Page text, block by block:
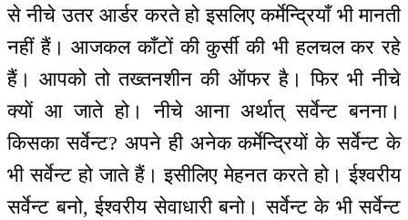
से नीचे उतर आर्डर करते हो इसलिए कर्मेन्द्रियाँ भी मानती
नहीं हैं। आजकल काँटों की कुर्सी की भी हलचल कर रहे
हैं। आपको तो तख्तनशीन की ऑफर है। फिर भी नीचे
क्यों आ जाते हो। नीचे आना अर्थात् सर्वेन्ट बनना।
किसका सर्वेन्ट? अपने ही अनेक कर्मेन्द्रियों के सर्वेन्ट के
भी सर्वेन्ट हो जाते हैं। इसीलिए मेहनत करते हो। ईश्वरीय
सर्वेन्ट बनो, ईश्वरीय सेवाधारी बनो। सर्वेन्ट के भी सर्वेन्ट